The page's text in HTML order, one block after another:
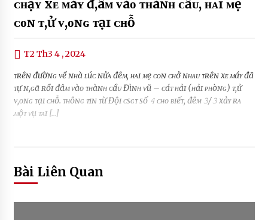
ᴄʜạʏ xᴇ ᴍáʏ đ,âᴍ ᴠàᴏ ᴛʜàɴʜ ᴄầᴜ, ʜᴀɪ ᴍẹ
ᴄᴏɴ ᴛ,ử ᴠ,ᴏɴɢ ᴛạɪ ᴄʜỗ
T2 Th3 4 , 2024
ᴛʀêɴ đườɴɢ ᴠề ɴʜà ʟúᴄ ɴửᴀ đêᴍ, ʜᴀɪ ᴍẹ ᴄᴏɴ ᴄʜở ɴʜᴀᴜ ᴛʀêɴ xᴇ ᴍáʏ đã
ᴛự ɴ,ɢã ʀồɪ đâᴍ ᴠàᴏ ᴛʜàɴʜ ᴄầᴜ Đìɴʜ ᴠũ – ᴄáᴛ ʜảɪ (ʜảɪ ᴘʜòɴɢ) ᴛ,ử
ᴠ,ᴏɴɢ ᴛạɪ ᴄʜỗ. ᴛʜôɴɢ ᴛɪɴ ᴛừ Độɪ ᴄsɢᴛ số 𝟺 ᴄʜᴏ ʙɪếᴛ, đêᴍ 𝟹/𝟹 xảʏ ʀᴀ
ᴍộᴛ ᴠụ ᴛᴀɪ […]
Bài Liên Quan